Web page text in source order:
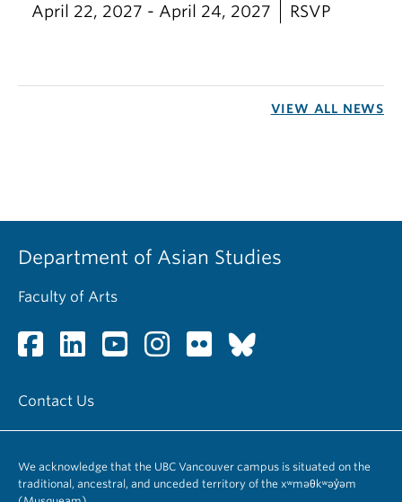
April 22, 2027 - April 24, 2027 RSVP
VIEW ALL NEWS
Department of Asian Studies
Faculty of Arts
Contact Us
We acknowledge that the UBC Vancouver campus is situated on the
traditional, ancestral, and unceded territory of the xʷməθkʷəy̓əm